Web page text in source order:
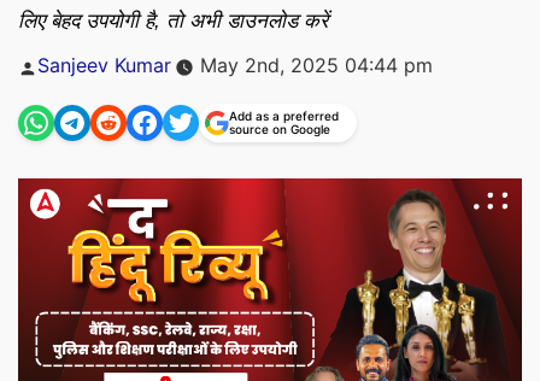
लिए बेहद उपयोगी है, तो अभी डाउनलोड करें
Posted
Sanjeev Kumar May 2nd, 2025 04:44 pm
Add as a preferred
source on Google